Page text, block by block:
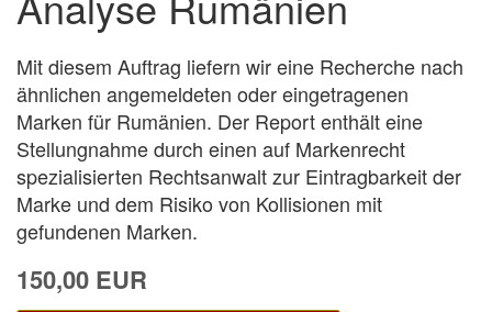
Mit diesem Auftrag liefern wir eine Recherche nach
ähnlichen angemeldeten oder eingetragenen
Marken für Rumänien. Der Report enthält eine
Stellungnahme durch einen auf Markenrecht
spezialisierten Rechtsanwalt zur Eintragbarkeit der
Marke und dem Risiko von Kollisionen mit
gefundenen Marken.
150,00 EUR
Bildergalerie
springen
Bildergalerie
springen